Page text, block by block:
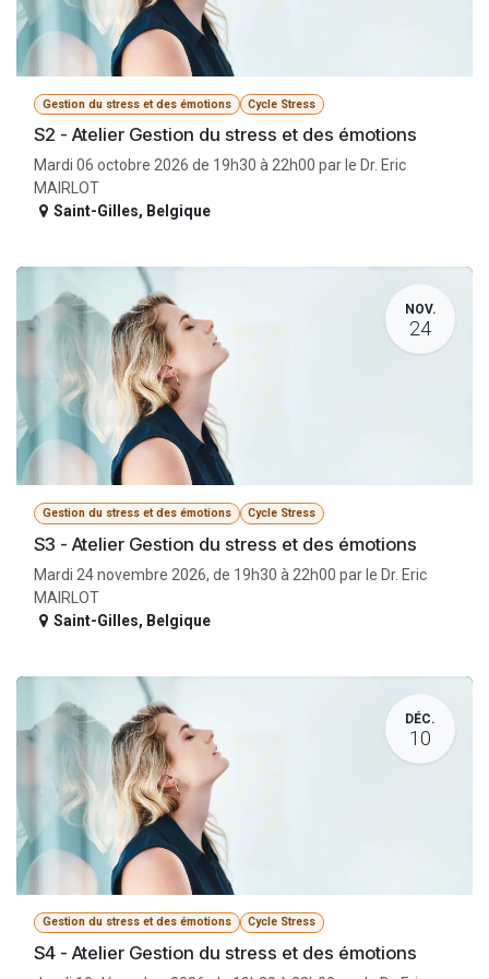
Gestion du stress et des émotions Cycle Stress
S2 - Atelier Gestion du stress et des émotions
Mardi 06 octobre 2026 de 19h30 à 22h00 par le Dr. Eric
MAIRLOT
Saint-Gilles, Belgique
NOV.
24
Gestion du stress et des émotions Cycle Stress
S3 - Atelier Gestion du stress et des émotions
Mardi 24 novembre 2026, de 19h30 à 22h00 par le Dr. Eric
MAIRLOT
Saint-Gilles, Belgique
DÉC.
10
Gestion du stress et des émotions Cycle Stress
S4 - Atelier Gestion du stress et des émotions